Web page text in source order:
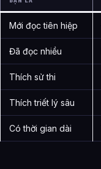
Mới đọc tiên hiệp
Đã đọc nhiều
Thích sử thi
Thích triết lý sâu
Có thời gian dài